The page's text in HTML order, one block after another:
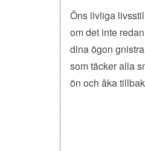
Öns livliga
om det inte
dina ögon
som täcker alla
ön och åka